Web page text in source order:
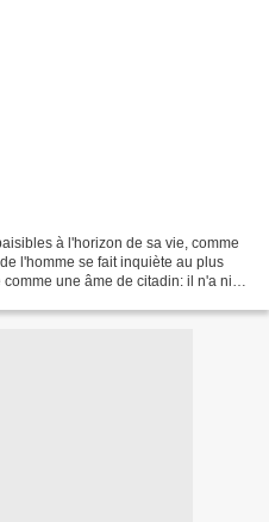
à l'horizon de sa vie, comme
l'homme se fait inquiète au plus
une âme de citadin: il n'a ni